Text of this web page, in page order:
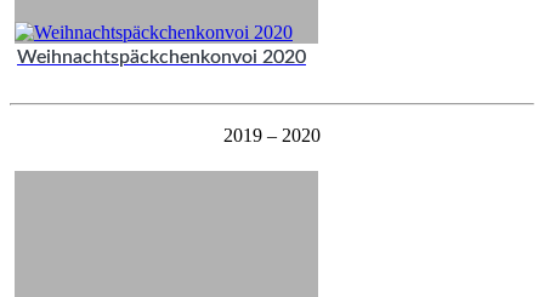
Weihnachtspäckchenkonvoi 2020
2019 – 2020